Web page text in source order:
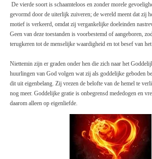
De vierde soort is schaamteloos en zonder morele
gevormd door de uiterlijk zuiveren; de wereld meent dat zij
motief is verkeerd, omdat zij vergankelijke doeleinden
Geen van deze toestanden is voorbestemd of aangeboren,
terugkeren tot de menselijke waardigheid en tot besef van
Niettemin zijn er graden onder hen die zich naar het
huurlingen van God volgen wat zij als goddelijke geboden
dit uit eigenbelang. Zij vrezen de belofte van de hemel te
nog meer. Goddelijke gratie is onbegrensd mededogen en
daarom alleen op eigenliefde.